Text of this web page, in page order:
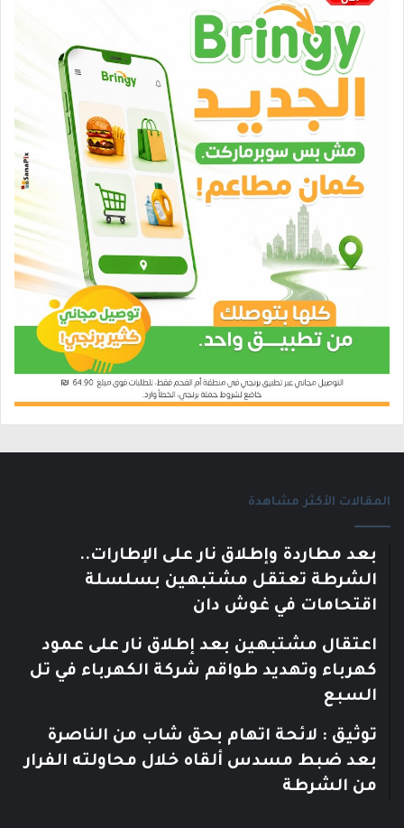
المقالات الأكثر مشاهدة
بعد مطاردة وإطلاق نار على الإطارات..
الشرطة تعتقل مشتبهين بسلسلة
اقتحامات في غوش دان
اعتقال مشتبهين بعد إطلاق نار على عمود
كهرباء وتهديد طواقم شركة الكهرباء في تل
السبع
توثيق : لائحة اتهام بحق شاب من الناصرة
بعد ضبط مسدس ألقاه خلال محاولته الفرار
من الشرطة